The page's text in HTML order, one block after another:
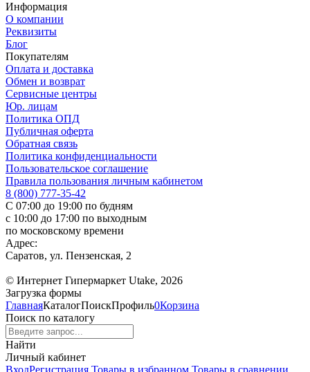
Информация
О компании
Реквизиты
Блог
Покупателям
Оплата и доставка
Обмен и возврат
Сервисные центры
Юр. лицам
Политика ОПД
Публичная оферта
Обратная связь
Политика конфиденциальности
Пользовательское соглашение
Правила пользования личным кабинетом
8 (800) 777-35-42
С 07:00 до 19:00 по будням
с 10:00 до 17:00 по выходным
по московскому времени
Адрес:
Саратов, ул. Пензенская, 2
© Интернет Гипермаркет Utake, 2026
Загрузка формы
ГлавнаяКаталогПоискПрофиль0Корзина
Поиск по каталогу
Найти
Личный кабинет
ВходРегистрация Товары в избранном Товары в сравнении